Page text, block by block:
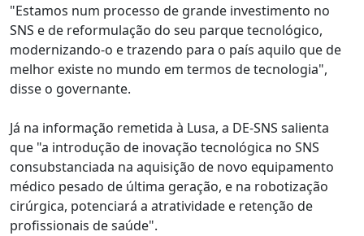
"Estamos num processo de grande investimento no
SNS e de reformulação do seu parque tecnológico,
modernizando-o e trazendo para o país aquilo que de
melhor existe no mundo em termos de tecnologia",
disse o governante.
Já na informação remetida à Lusa, a DE-SNS salienta
que "a introdução de inovação tecnológica no SNS
consubstanciada na aquisição de novo equipamento
médico pesado de última geração, e na robotização
cirúrgica, potenciará a atratividade e retenção de
profissionais de saúde".